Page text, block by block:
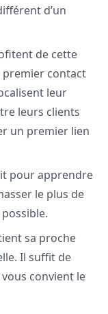
d’un
de cette
contact
leur
leurs clients
un premier lien
pour apprendre
le plus de
sa proche
Il suffit de
convient le